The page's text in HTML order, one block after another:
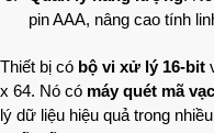
pin AAA, nâng cao tính
Thiết bị có bộ vi xử lý 16-bit
x 64. Nó có máy quét mã
lý dữ liệu hiệu quả trong